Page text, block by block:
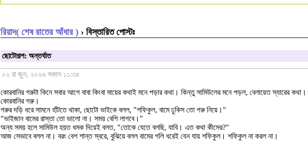
রিয়াদ( শেষ রাতের আঁধার ) › বিস্তারিত পোস্টঃ
ছোটোগল্প: অন্তর্ঘাত
০২ রা জুন, ২০২৬ সকাল ১১:৩৫
কোরবানির গরুটা কিনে সবার আগে বাবা কিংবা মায়ের কথাই মনে পড়ার কথা। কিন্তু সামিউলের মনে পড়ল, বেলায়েত স্যারের
কোরবানির গরু।
গরুর দড়ি ধরে সামনে হাঁটতে থাকা, ছোটো ভাইকে বলল, "শফিকুল, বামে ঢুকিস তো গরু নিয়ে।"
"ভাইজান বামের রাস্তা তো ভালো না। সময় বেশি লাগবে।"
অন্য সময় হলে সামিউল হয়ত ধমক দিয়েই বলত, "তোকে যেতে বলছি, যাবি। এত কথা কীসের?"
আজ সেভাবে বলল না। বরং বেশ শান্ত স্বরে, বুঝিয়ে বলল বামের গলি ধরেই যেন যায় শফিকুল। শফিকুল না করল না।